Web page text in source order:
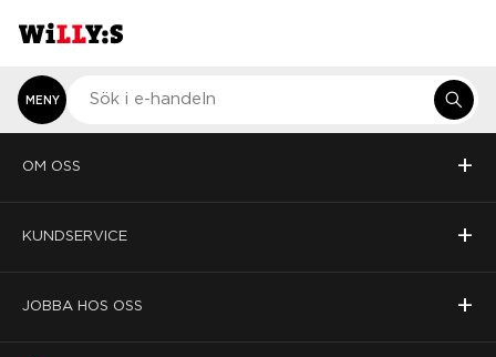
MENY
OM OSS +
KUNDSERVICE +
JOBBA HOS OSS +